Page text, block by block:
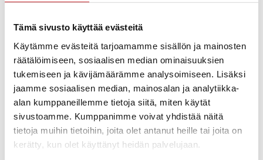
Tämä sivusto käyttää evästeitä
Käytämme evästeitä tarjoamamme sisällön ja mainosten
räätälöimiseen, sosiaalisen median ominaisuuksien
tukemiseen ja kävijämäärämme analysoimiseen. Lisäksi
jaamme sosiaalisen median, mainosalan ja analytiikka-
alan kumppaneillemme tietoja siitä, miten käytät
sivustoamme. Kumppanimme voivat yhdistää näitä
tietoja muihin tietoihin, joita olet antanut heille tai joita on
kerätty, kun olet käyttänyt heidän palvelujaan.
Jokainen kuntalainen voi äänestää kerran täyttämällä
joko paperisen lomakkeen kirjastolla tai
verkkolomakkeella:
https://link.webropolsurveys.com/S/5BC805CAC3859F05
Samalla lomakkeella voi äänestää yhtä pienempää
ideaa ja yhtä isompaa ideaa. Äänestyksessä ei ole
ikärajaa. Äänestys ei vaadi vahvaa tunnistautumista,